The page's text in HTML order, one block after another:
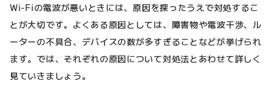
Wi-Fiの電波が悪いときには、原因を探ったうえで対処するこ
とが大切です。よくある原因としては、障害物や電波干渉、ル
ーターの不具合、デバイスの数が多すぎることなどが挙げられ
ます。では、それぞれの原因について対処法とあわせて詳しく
見ていきましょう。